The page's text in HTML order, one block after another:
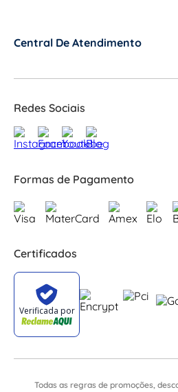
Central De Atendimento
Redes Sociais
Formas de Pagamento
Certificados
Todas as regras de promoções,